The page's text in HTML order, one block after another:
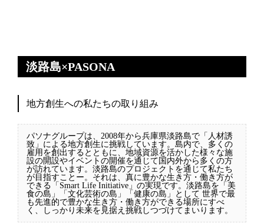
淡路島×PASONA
地方創生への私たちの取り組み
パソナグループは、2008年から兵庫県淡路島で「人材誘
致」による地方創生に挑戦しています。島内で、多くの
雇用を創出するとともに、地域資源を活かした様々な施
設の開設やイベントの開催を通じて国内外から多くの方
が訪れています。淡路島のプロジェクトを通じて私たち
が目指すことー。それは、真に豊かな生き方・働き方が
できる「Smart Life Initiative」の実現です。淡路島を「美
食の島」「文化芸術の島」「健康の島」として 世界で最
も先進的で豊かな生き方・働き方ができる場所にすべ
く、しっかり未来を見据え挑戦しつづけてまいります。